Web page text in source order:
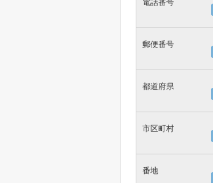
電話番号
郵便番号
都道府県
市区町村
番地